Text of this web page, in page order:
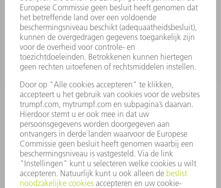
SERVICES
TOEPASSINGEN
SECTOREN
ONDERNEMING
CARRIÈRE
VACATURES
BEDRIJFSPROFIEL
JAARVERSLAG
BEDRIJFSPRINCIPES
COMPLIANCE
KLOKKENLUIDERSYSTEEM
BEVEILIGING
PERSBERICHTEN
TIJDSCHRIFTEN
DUURZAAMHEID
MILIEU EN KLIMAAT
SAMENLEVING EN ONDERNEMING
BEDRIJFSVOERING